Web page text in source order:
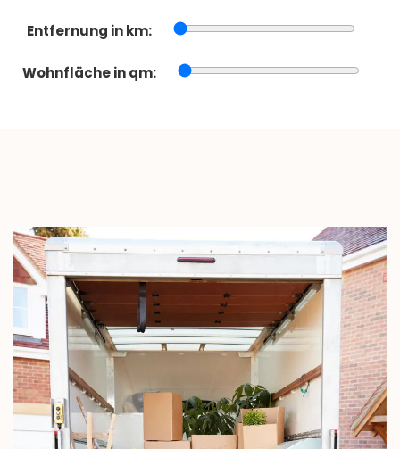
Entfernung in km:
Wohnfläche in qm: